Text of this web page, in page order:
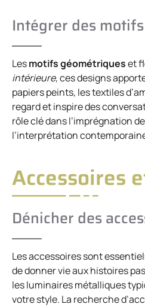
Intégrer des
Lesmotifs géométriqueset
intérieure, ces designs
papiers peints, les textiles
regard et inspire des
rôle clé dans l’imprégnation
l’interprétation
Accessoires
Dénicher des
Les accessoires sont
de donner vie aux histoires
les luminaires métalliques
votre style. La recherche